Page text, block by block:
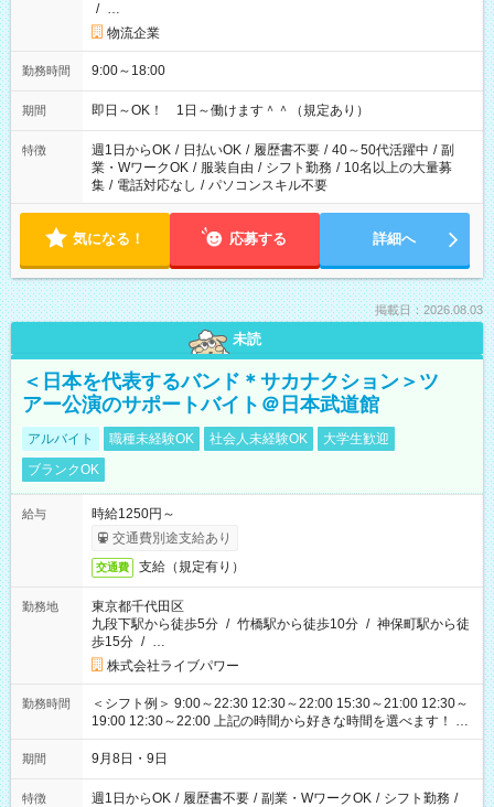
/ …
物流企業
勤務時間 9:00～18:00
期間 即日～OK！ 1日～働けます＾＾（規定あり）
特徴 週1日からOK / 日払いOK / 履歴書不要 / 40～50代活躍中 / 副
業・WワークOK / 服装自由 / シフト勤務 / 10名以上の大量募
集 / 電話対応なし / パソコンスキル不要
気になる！ 応募する 詳細へ
掲載日：2026.08.03
未読
＜日本を代表するバンド＊サカナクション＞ツ
アー公演のサポートバイト＠日本武道館
アルバイト 職種未経験OK 社会人未経験OK
大学生歓迎
ブランクOK
給与
時給1250円～
交通費別途支給あり
交通費 支給（規定有り）
勤務地
東京都千代田区
九段下駅から徒歩5分 / 竹橋駅から徒歩10分 / 神保町駅から徒
歩15分 / …
株式会社ライブパワー
勤務時間
＜シフト例＞ 9:00～22:30 12:30～22:00 15:30～21:00 12:30～
19:00 12:30～22:00 上記の時間から好きな時間を選べます！ ※
時間は変更となる可能性があります
期間 9月8日・9日
特徴 週1日からOK / 履歴書不要 / 副業・WワークOK / シフト勤務 /